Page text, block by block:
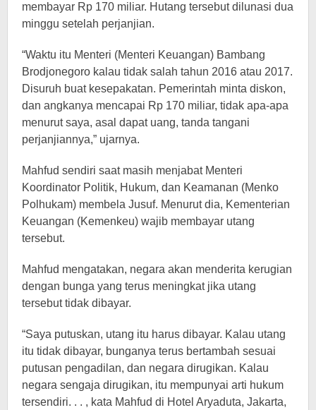
membayar Rp 170 miliar. Hutang tersebut dilunasi dua
minggu setelah perjanjian.
“Waktu itu Menteri (Menteri Keuangan) Bambang
Brodjonegoro kalau tidak salah tahun 2016 atau 2017.
Disuruh buat kesepakatan. Pemerintah minta diskon,
dan angkanya mencapai Rp 170 miliar, tidak apa-apa
menurut saya, asal dapat uang, tanda tangani
perjanjiannya,” ujarnya.
Mahfud sendiri saat masih menjabat Menteri
Koordinator Politik, Hukum, dan Keamanan (Menko
Polhukam) membela Jusuf. Menurut dia, Kementerian
Keuangan (Kemenkeu) wajib membayar utang
tersebut.
Mahfud mengatakan, negara akan menderita kerugian
dengan bunga yang terus meningkat jika utang
tersebut tidak dibayar.
“Saya putuskan, utang itu harus dibayar. Kalau utang
itu tidak dibayar, bunganya terus bertambah sesuai
putusan pengadilan, dan negara dirugikan. Kalau
negara sengaja dirugikan, itu mempunyai arti hukum
tersendiri. . . , kata Mahfud di Hotel Aryaduta, Jakarta,